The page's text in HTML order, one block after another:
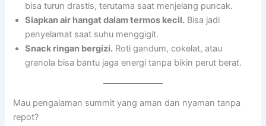
bisa turun drastis, terutama saat menjelang puncak.
Siapkan air hangat dalam termos kecil. Bisa jadi
penyelamat saat suhu menggigit.
Snack ringan bergizi. Roti gandum, cokelat, atau
granola bisa bantu jaga energi tanpa bikin perut berat.
Mau pengalaman summit yang aman dan nyaman tanpa
repot?